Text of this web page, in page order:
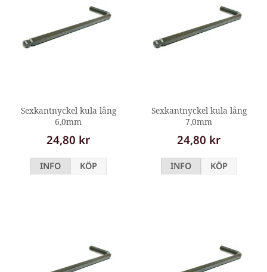
Sexkantnyckel kula lång
6,0mm
24,80 kr
INFO KÖP
Sexkantnyckel kula lång
7,0mm
24,80 kr
INFO KÖP